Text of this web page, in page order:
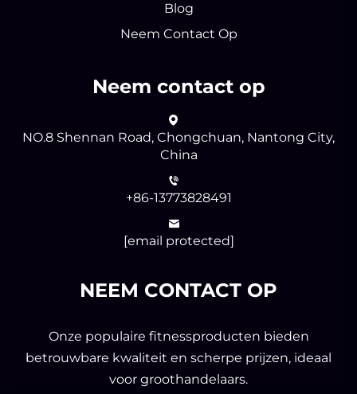
Blog
Neem Contact Op
Neem contact op
NO.8 Shennan Road, Chongchuan, Nantong City,
China
+86-13773828491
[email protected]
NEEM CONTACT OP
Onze populaire fitnessproducten bieden
betrouwbare kwaliteit en scherpe prijzen, ideaal
voor groothandelaars.